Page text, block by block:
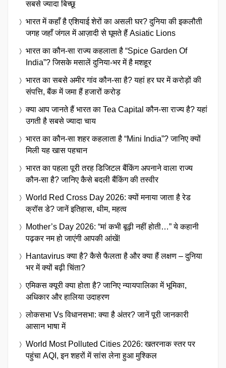
सबसे ज्यादा बिच्छू
भारत में कहाँ है एशियाई शेरों का असली घर? दुनिया की इकलौती
जगह जहाँ जंगल में आज़ादी से घूमते हैं Asiatic Lions
भारत का कौन-सा राज्य कहलाता है “Spice Garden Of
India”? जिसके मसालें दुनिया-भर में है मशहूर
भारत का सबसे अमीर गांव कौन-सा है? यहां हर घर में करोड़ों की
संपत्ति, बैंक में जमा हैं हजारों करोड़
क्या आप जानते हैं भारत का Tea Capital कौन-सा राज्य है? यहां
उगती है सबसे ज्यादा चाय
भारत का कौन-सा शहर कहलाता है “Mini India”? जानिए क्यों
मिली यह खास पहचान
भारत का पहला पूरी तरह डिजिटल बैंकिंग अपनाने वाला राज्य
कौन-सा है? जानिए कैसे बदली बैंकिंग की तस्वीर
World Red Cross Day 2026: क्यों मनाया जाता है रेड
क्रॉस डे? जानें इतिहास, थीम, महत्व
Mother’s Day 2026: “मां कभी बूढ़ी नहीं होती…” ये कहानी
पढ़कर नम हो जाएंगी आपकी आंखें!
Hantavirus क्या है? कैसे फैलता है और क्या हैं लक्षण – दुनिया
भर में क्यों बढ़ी चिंता?
एमिकस क्यूरी क्या होता है? जानिए न्यायपालिका में भूमिका,
अधिकार और हालिया उदाहरण
लोकसभा Vs विधानसभा: क्या है अंतर? जानें पूरी जानकारी
आसान भाषा में
World Most Polluted Cities 2026: खतरनाक स्तर पर
पहुंचा AQI, इन शहरों में सांस लेना हुआ मुश्किल